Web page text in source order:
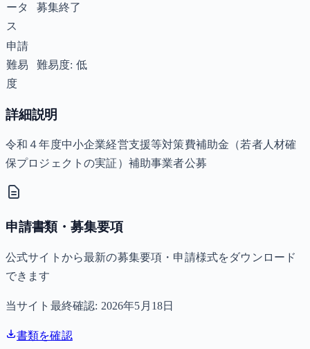
ータ
ス
募集終了
申請
難易
度
難易度: 低
詳細説明
令和４年度中小企業経営支援等対策費補助金（若者人材確
保プロジェクトの実証）補助事業者公募
申請書類・募集要項
公式サイトから最新の募集要項・申請様式をダウンロード
できます
当サイト最終確認: 2026年5月18日
書類を確認